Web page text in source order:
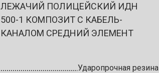
ЛЕЖАЧИЙ ПОЛИЦЕЙСКИЙ ИДН
500-1 КОМПОЗИТ С КАБЕЛЬ-
КАНАЛОМ СРЕДНИЙ ЭЛЕМЕНТ
Ударопрочная резина